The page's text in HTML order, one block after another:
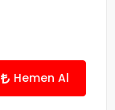
Hemen Al